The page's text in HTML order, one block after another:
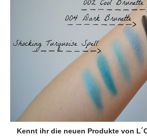
Kennt ihr die neuen Produkte von